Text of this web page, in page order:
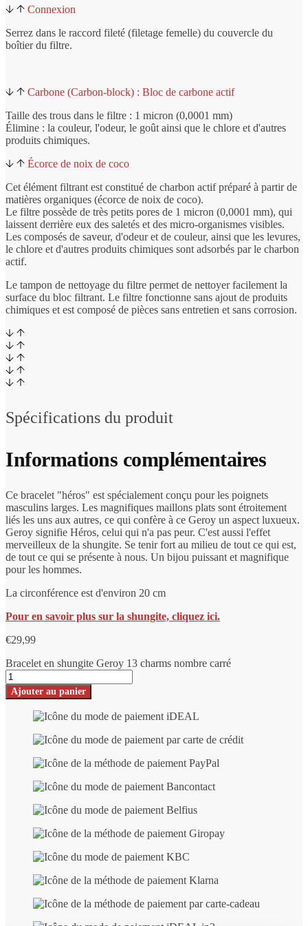
Connexion
Serrez dans le raccord fileté (filetage femelle) du couvercle du
boîtier du filtre.
Carbone (Carbon-block) : Bloc de carbone actif
Taille des trous dans le filtre : 1 micron (0,0001 mm)
Élimine : la couleur, l'odeur, le goût ainsi que le chlore et d'autres
produits chimiques.
Écorce de noix de coco
Cet élément filtrant est constitué de charbon actif préparé à partir de
matières organiques (écorce de noix de coco).
Le filtre possède de très petits pores de 1 micron (0,0001 mm), qui
laissent derrière eux des saletés et des micro-organismes visibles.
Les composés de saveur, d'odeur et de couleur, ainsi que les levures,
le chlore et d'autres produits chimiques sont adsorbés par le charbon
actif.
Le tampon de nettoyage du filtre permet de nettoyer facilement la
surface du bloc filtrant. Le filtre fonctionne sans ajout de produits
chimiques et est composé de pièces sans entretien et sans corrosion.
Spécifications du produit
Informations complémentaires
Ce bracelet "héros" est spécialement conçu pour les poignets
masculins larges. Les magnifiques maillons plats sont étroitement
liés les uns aux autres, ce qui confère à ce Geroy un aspect luxueux.
Geroy signifie Héros, celui qui n'a pas peur. C'est aussi l'effet
merveilleux de la shungite. Se tenir fort au milieu de tout ce qui est,
de tout ce qui se présente à nous. Un bijou puissant et magnifique
pour les hommes.
La circonférence est d'environ 20 cm
Pour en savoir plus sur la shungite, cliquez ici.
€29,99
Bracelet en shungite Geroy 13 charms nombre carré
Ajouter au panier